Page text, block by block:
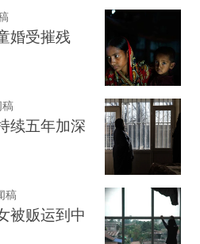
婚受摧残
稿
续五年加深
稿
被贩运到中